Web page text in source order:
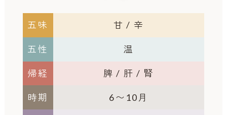
五味 甘 / 辛
五性 温
帰経 脾 / 肝 / 腎
時期 6〜10月